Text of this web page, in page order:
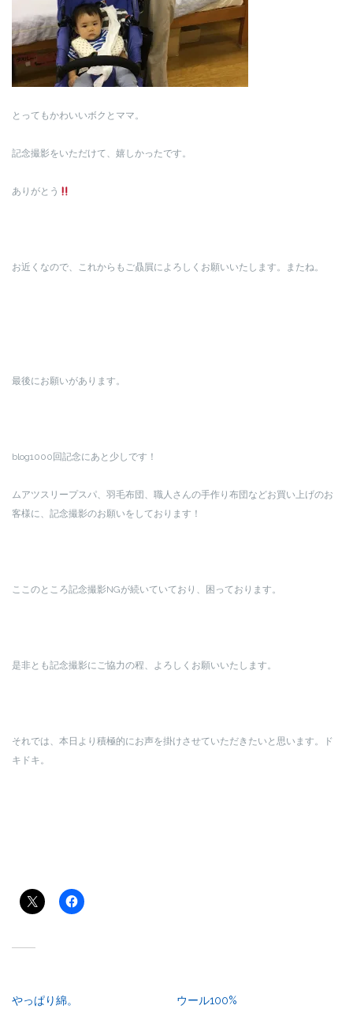
とってもかわいいボクとママ。
記念撮影をいただけて、嬉しかったです。
ありがとう
お近くなので、これからもご贔屓によろしくお願いいたします。またね。
最後にお願いがあります。
blog1000回記念にあと少しです！
ムアツスリープスパ、羽毛布団、職人さんの手作り布団などお買い上げのお
客様に、記念撮影のお願いをしております！
ここのところ記念撮影NGが続いていており、困っております。
是非とも記念撮影にご協力の程、よろしくお願いいたします。
それでは、本日より積極的にお声を掛けさせていただきたいと思います。ド
キドキ。
やっぱり綿。
ウール100%